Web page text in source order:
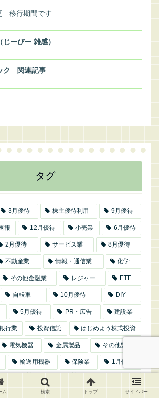
移行期間です
ーぴー 雑感）
ク 関連記事
タグ
3月優待 株主優待利用 9月優待
報 12月優待 小売業 6月優待
2月優待 サービス業 8月優待
不動産業 情報・通信業 化学
その他金融業 レジャー ETF
自転車 10月優待 DIY
5月優待 PR・広告 建設業
行業 投資信託 はじめよう株式投資
電気機器 金属製品 その他製品
輸送用機器 保険業 1月優待
取引業 繊維製品 ビアンキミニベロ
ム 検索 トップ サイドバー